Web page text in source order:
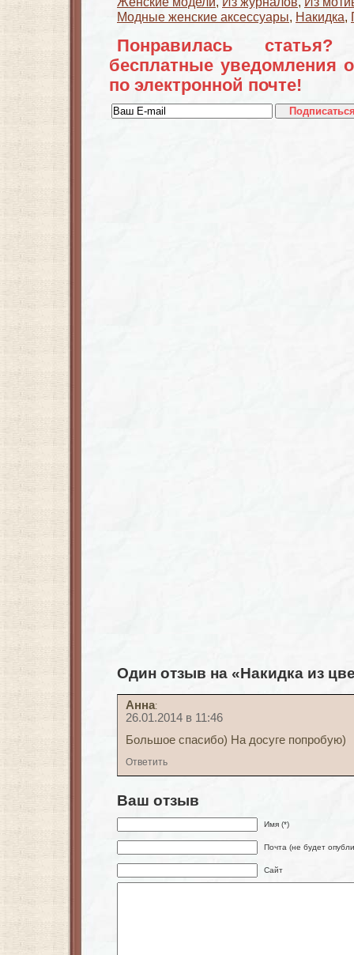
Модные женские аксессуары, Накидка,
Понравилась
бесплатные уведомления
по электронной почте!
Один отзыв на «Накидка из
Анна:
26.01.2014 в 11:46
Большое спасибо) На досуге попробую)
Ответить
Ваш отзыв
Имя (*)
Почта (не будет
Сайт